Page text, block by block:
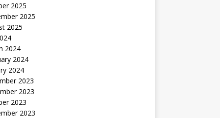
2025
2025
2025
2024
2024
2024
2023
2023
2023
2023